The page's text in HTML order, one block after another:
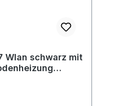
Wlan schwarz mit